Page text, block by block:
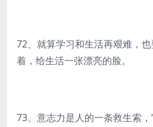
72、就算学习和生活再艰难，
着，给生活一张漂亮的脸。
73、意志力是人的一条救生索